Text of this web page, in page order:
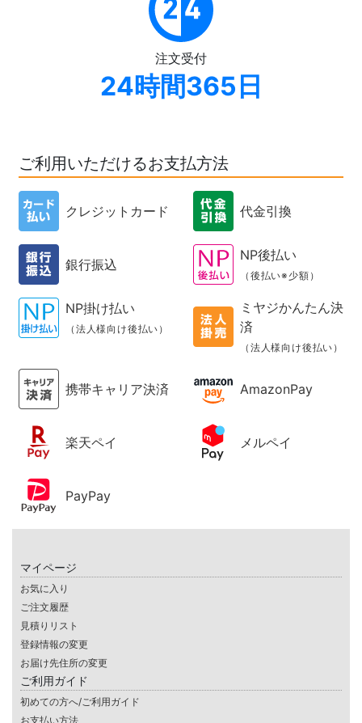
注文受付
24時間365日
ご利用いただけるお支払方法
クレジットカード 代金引換
銀行振込
NP後払い
（後払い※少額）
NP掛け払い
（法人様向け後払い）
ミヤジかんたん決
済
（法人様向け後払い）
携帯キャリア決済 AmazonPay
楽天ペイ メルペイ
PayPay
マイページ
お気に入り
ご注文履歴
見積りリスト
登録情報の変更
お届け先住所の変更
ご利用ガイド
初めての方へ/ご利用ガイド
お支払い方法